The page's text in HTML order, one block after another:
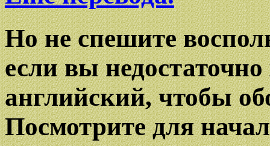
Но не спешите
если вы
английский, чтобы
Посмотрите для